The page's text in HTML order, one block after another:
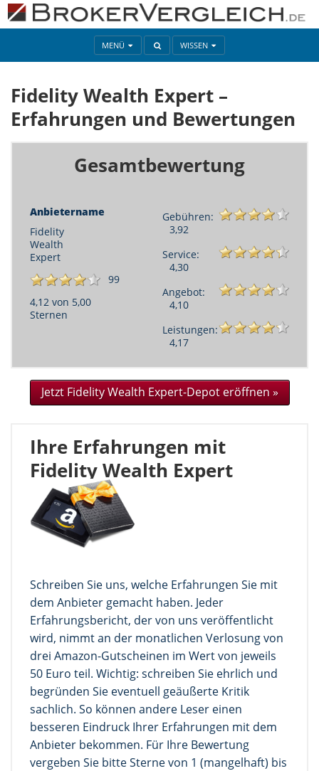
MENÜ WISSEN
Fidelity Wealth Expert –
Erfahrungen und Bewertungen
Gesamtbewertung
Anbietername
Fidelity
Wealth
Expert
99
4,12 von 5,00
Sternen
Gebühren:
3,92
Service:
4,30
Angebot:
4,10
Leistungen:
4,17
Jetzt Fidelity Wealth Expert-Depot eröffnen »
Ihre Erfahrungen mit
Fidelity Wealth Expert
Schreiben Sie uns, welche Erfahrungen Sie mit
dem Anbieter gemacht haben. Jeder
Erfahrungsbericht, der von uns veröffentlicht
wird, nimmt an der monatlichen Verlosung von
drei Amazon-Gutscheinen im Wert von jeweils
50 Euro teil. Wichtig: schreiben Sie ehrlich und
begründen Sie eventuell geäußerte Kritik
sachlich. So können andere Leser einen
besseren Eindruck Ihrer Erfahrungen mit dem
Anbieter bekommen. Für Ihre Bewertung
vergeben Sie bitte Sterne von 1 (mangelhaft) bis